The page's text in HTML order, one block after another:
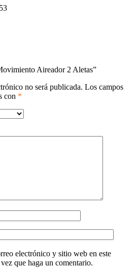
Aireador 2 Aletas”
no será publicada. Los campos
con *
electrónico y sitio web en este
que haga un comentario.